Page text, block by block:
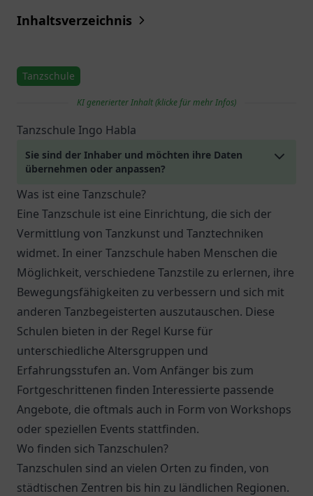
Inhaltsverzeichnis
Tanzschule
KI generierter Inhalt (klicke für mehr Infos)
Tanzschule Ingo Habla
Sie sind der Inhaber und möchten ihre Daten
übernehmen oder anpassen?
Was ist eine Tanzschule?
Eine Tanzschule ist eine Einrichtung, die sich der
Vermittlung von Tanzkunst und Tanztechniken
widmet. In einer Tanzschule haben Menschen die
Möglichkeit, verschiedene Tanzstile zu erlernen, ihre
Bewegungsfähigkeiten zu verbessern und sich mit
anderen Tanzbegeisterten auszutauschen. Diese
Schulen bieten in der Regel Kurse für
unterschiedliche Altersgruppen und
Erfahrungsstufen an. Vom Anfänger bis zum
Fortgeschrittenen finden Interessierte passende
Angebote, die oftmals auch in Form von Workshops
oder speziellen Events stattfinden.
Wo finden sich Tanzschulen?
Tanzschulen sind an vielen Orten zu finden, von
städtischen Zentren bis hin zu ländlichen Regionen.